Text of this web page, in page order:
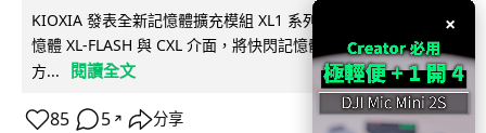
KIOXIA 發表全新記憶體擴充模組 XL1 系列，結合低延遲快閃記
憶體 XL-FLASH 與 CXL 介面，將快閃記憶體轉化為記憶體擴充
方...
閱讀全文
85 5 ↗ 分享
×